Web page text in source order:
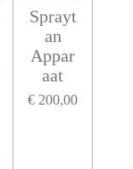
Sprayt
an
Appar
aat
€ 200,00